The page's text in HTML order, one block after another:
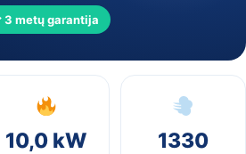
3 metų garantija
10,0 kW 1330